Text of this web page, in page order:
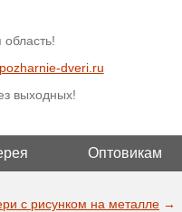
область!
ДРУГОЙ
dveri.ru
выходных!
Оптовикам
с рисунком на металле →